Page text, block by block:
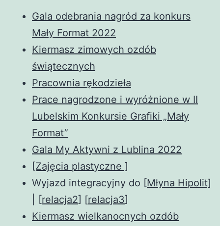
Gala odebrania nagród za konkurs
Mały Format 2022
Kiermasz zimowych ozdób
świątecznych
Pracownia rękodzieła
Prace nagrodzone i wyróżnione w II
Lubelskim Konkursie Grafiki „Mały
Format”
Gala My Aktywni z Lublina 2022
[Zajęcia plastyczne ]
Wyjazd integracyjny do [Młyna Hipolit]
| [relacja2] [relacja3]
Kiermasz wielkanocnych ozdób